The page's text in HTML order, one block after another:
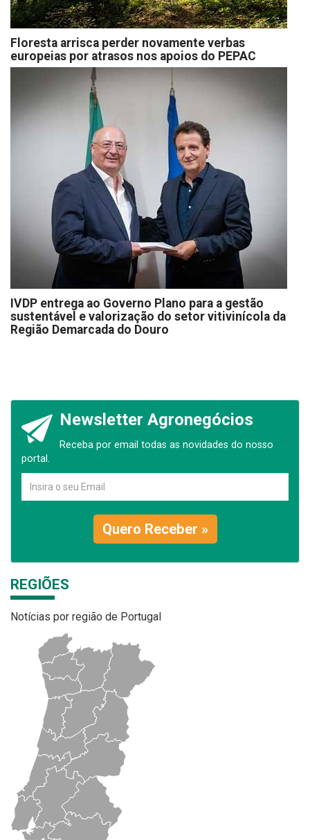
Floresta arrisca perder novamente verbas
europeias por atrasos nos apoios do PEPAC
IVDP entrega ao Governo Plano para a gestão
sustentável e valorização do setor vitivinícola da
Região Demarcada do Douro
Newsletter Agronegócios
Receba por email todas as novidades do nosso
portal.
Quero Receber »
REGIÕES
Notícias por região de Portugal